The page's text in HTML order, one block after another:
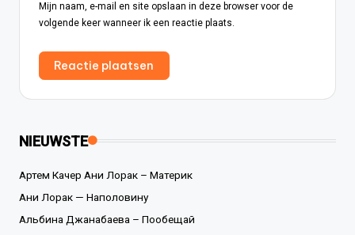
Mijn naam, e-mail en site opslaan in deze browser voor de
volgende keer wanneer ik een reactie plaats.
NIEUWSTE
Артем Качер Ани Лорак – Материк
Ани Лорак — Наполовину
Альбина Джанабаева – Пообещай